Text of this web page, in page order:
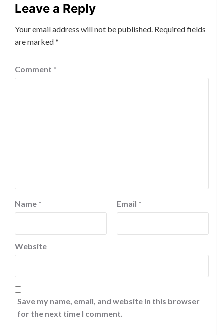
Leave a Reply
Your email address will not be published. Required fields
are marked*
Comment *
Name * Email *
Website
Save my name, email, and website in this browser
for the next time I comment.